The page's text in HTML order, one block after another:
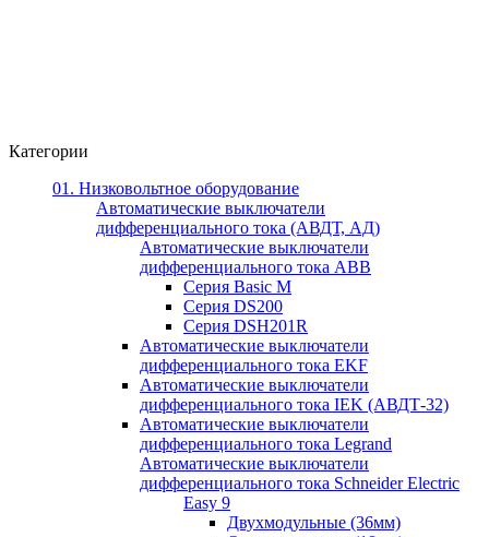
Категории
01. Низковольтное оборудование
Автоматические выключатели
дифференциального тока (АВДТ, АД)
Автоматические выключатели
дифференциального тока ABB
Серия Basic M
Серия DS200
Серия DSH201R
Автоматические выключатели
дифференциального тока EKF
Автоматические выключатели
дифференциального тока IEK (АВДТ-32)
Автоматические выключатели
дифференциального тока Legrand
Автоматические выключатели
дифференциального тока Schneider Electric
Easy 9
Двухмодульные (36мм)